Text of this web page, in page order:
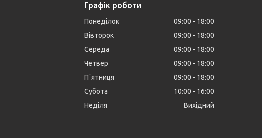
Графік роботи
Понеділок 09:00
18:00
Вівторок
09:00
18:00
Середа
09:00
18:00
Четвер
09:00
18:00
Пʼятниця
09:00
18:00
Субота
10:00
16:00
Неділя
Вихідний